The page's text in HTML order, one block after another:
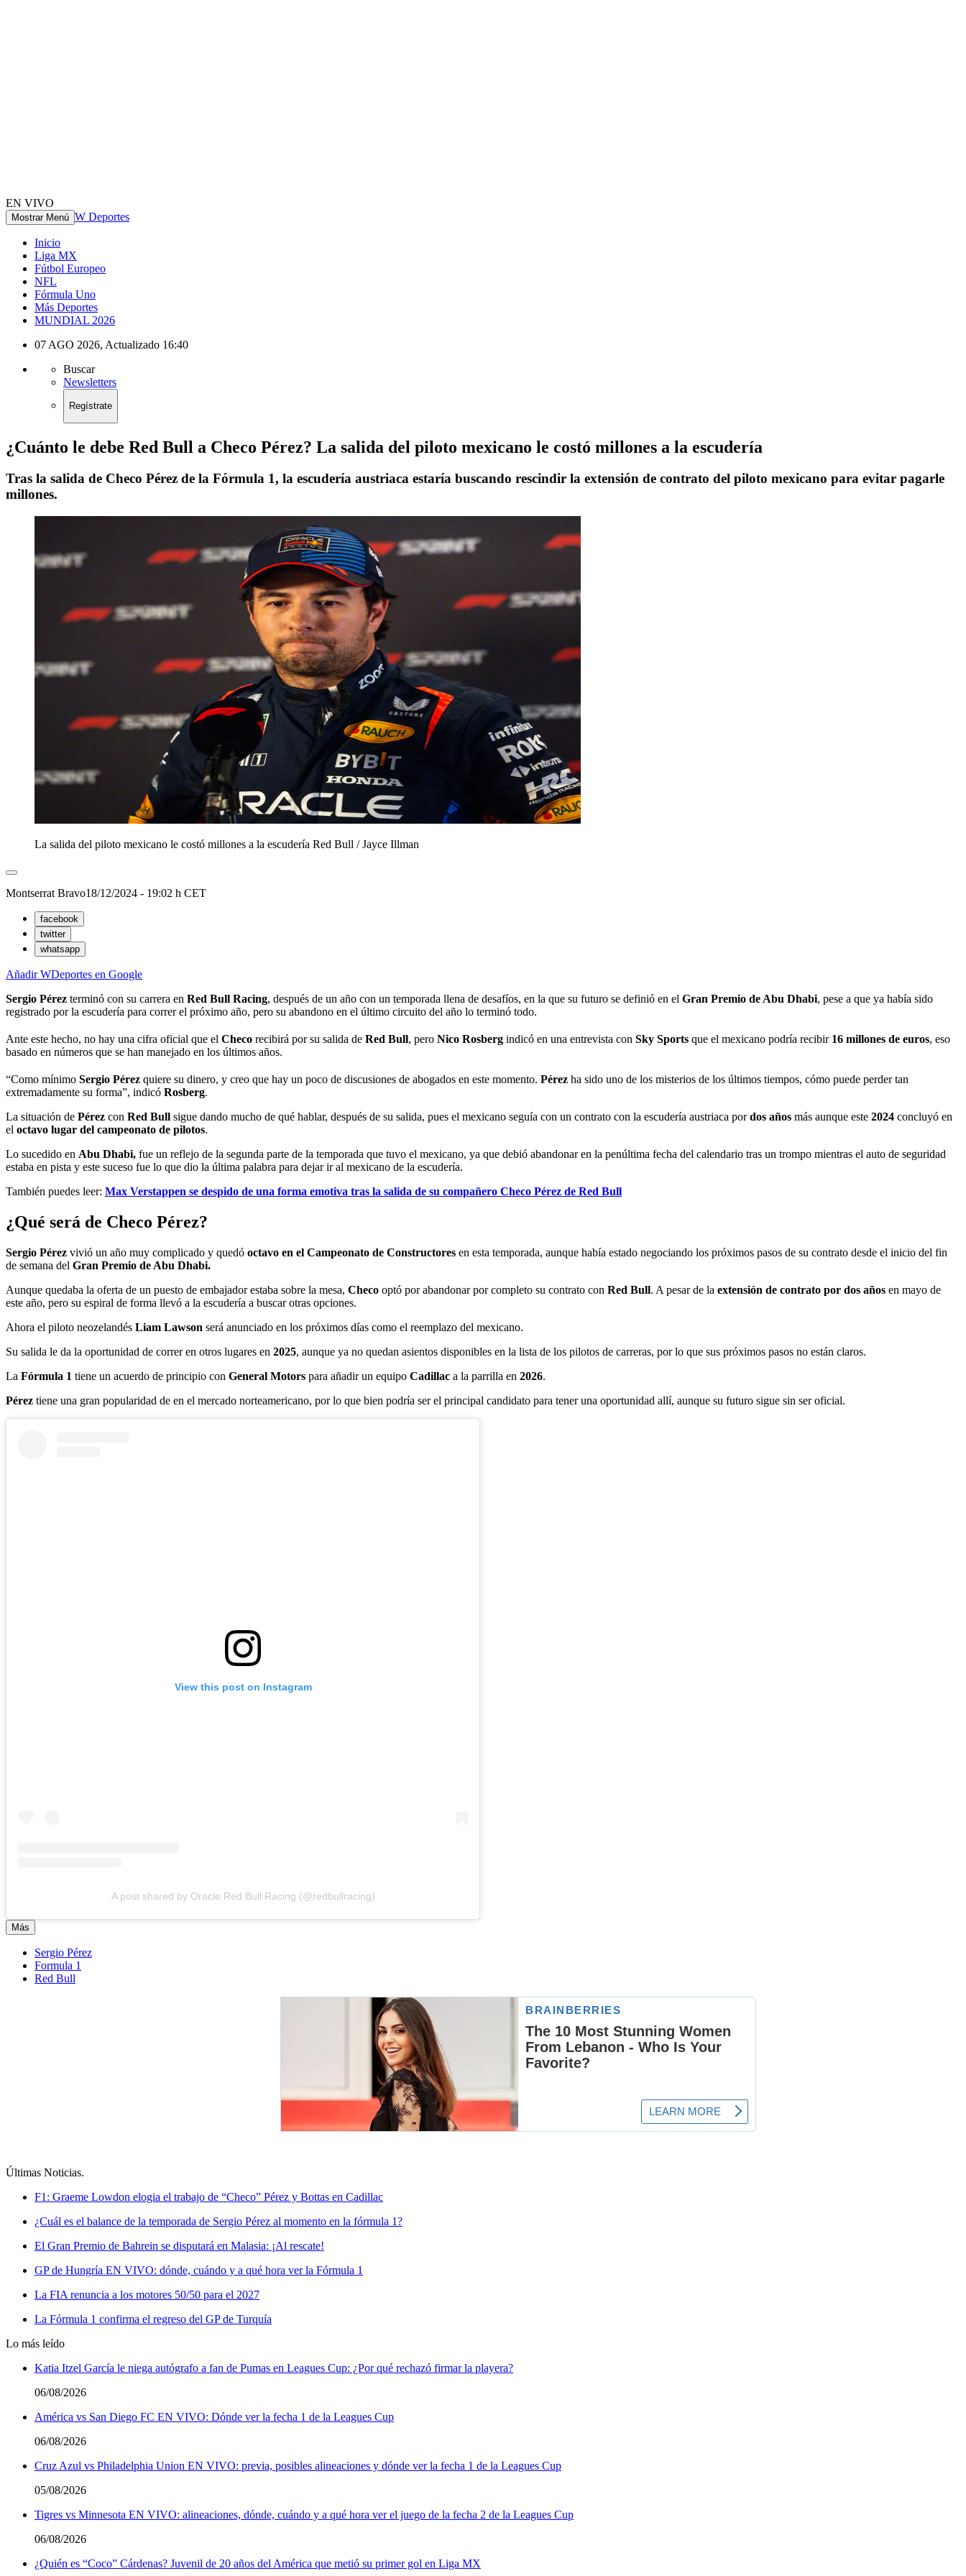
EN VIVO
Mostrar Menú W Deportes
Inicio
Liga MX
Fútbol Europeo
NFL
Fórmula Uno
Más Deportes
MUNDIAL 2026
07 AGO 2026, Actualizado 16:40
Buscar
Newsletters
Regístrate
¿Cuánto le debe Red Bull a Checo Pérez? La salida del piloto mexicano le costó millones a la escudería
Tras la salida de Checo Pérez de la Fórmula 1, la escudería austriaca estaría buscando rescindir la extensión de contrato del piloto mexicano para evitar pagarle
millones.
La salida del piloto mexicano le costó millones a la escudería Red Bull /Jayce Illman
Montserrat Bravo18/12/2024 - 19:02 h CET
facebook
twitter
whatsapp
Añadir WDeportes en Google
Sergio Pérez terminó con su carrera en Red Bull Racing, después de un año con un temporada llena de desafíos, en la que su futuro se definió en el Gran Premio de Abu Dhabi, pese a que ya había sido
registrado por la escudería para correr el próximo año, pero su abandono en el último circuito del año lo terminó todo.
Ante este hecho, no hay una cifra oficial que el Checo recibirá por su salida de Red Bull, pero Nico Rosberg indicó en una entrevista con Sky Sports que el mexicano podría recibir 16 millones de euros, eso
basado en números que se han manejado en los últimos años.
“Como mínimo Sergio Pérez quiere su dinero, y creo que hay un poco de discusiones de abogados en este momento. Pérez ha sido uno de los misterios de los últimos tiempos, cómo puede perder tan
extremadamente su forma”, indicó Rosberg.
La situación de Pérez con Red Bull sigue dando mucho de qué hablar, después de su salida, pues el mexicano seguía con un contrato con la escudería austriaca pordos años más aunque este 2024 concluyó en
el octavo lugar del campeonato de pilotos.
Lo sucedido en Abu Dhabi, fue un reflejo de la segunda parte de la temporada que tuvo el mexicano, ya que debió abandonar en la penúltima fecha del calendario tras un trompo mientras el auto de seguridad
estaba en pista y este suceso fue lo que dio la última palabra para dejar ir al mexicano de la escudería.
También puedes leer: Max Verstappen se despido de una forma emotiva tras la salida de su compañero Checo Pérez de Red Bull
¿Qué será de Checo Pérez?
Sergio Pérez vivió un año muy complicado y quedó octavo en el Campeonato de Constructores en esta temporada, aunque había estado negociando los próximos pasos de su contrato desde el inicio del fin
de semana del Gran Premio de Abu Dhabi.
Aunque quedaba la oferta de un puesto de embajador estaba sobre la mesa, Checo optó por abandonar por completo su contrato con Red Bull. A pesar de la extensión de contrato por dos años en mayo de
este año, pero su espiral de forma llevó a la escudería a buscar otras opciones.
Ahora el piloto neozelandés Liam Lawson será anunciado en los próximos días como el reemplazo del mexicano.
Su salida le da la oportunidad de correr en otros lugares en 2025, aunque ya no quedan asientos disponibles en la lista de los pilotos de carreras, por lo que sus próximos pasos no están claros.
La Fórmula 1 tiene un acuerdo de principio con General Motors para añadir un equipo Cadillac a la parrilla en 2026.
Pérez tiene una gran popularidad de en el mercado norteamericano, por lo que bien podría ser el principal candidato para tener una oportunidad allí, aunque su futuro sigue sin ser oficial.
View this post on Instagram
A post shared by Oracle Red Bull Racing (@redbullracing)
Más
Sergio Pérez
Formula 1
Red Bull
Últimas Noticias.
F1: Graeme Lowdon elogia el trabajo de “Checo” Pérez y Bottas en Cadillac
¿Cuál es el balance de la temporada de Sergio Pérez al momento en la fórmula 1?
El Gran Premio de Bahrein se disputará en Malasia: ¡Al rescate!
GP de Hungría EN VIVO: dónde, cuándo y a qué hora ver la Fórmula 1
La FIA renuncia a los motores 50/50 para el 2027
La Fórmula 1 confirma el regreso del GP de Turquía
Lo más leído
Katia Itzel García le niega autógrafo a fan de Pumas en Leagues Cup: ¿Por qué rechazó firmar la playera?
06/08/2026
América vs San Diego FC EN VIVO: Dónde ver la fecha 1 de la Leagues Cup
06/08/2026
Cruz Azul vs Philadelphia Union EN VIVO: previa, posibles alineaciones y dónde ver la fecha 1 de la Leagues Cup
05/08/2026
Tigres vs Minnesota EN VIVO: alineaciones, dónde, cuándo y a qué hora ver el juego de la fecha 2 de la Leagues Cup
06/08/2026
¿Quién es “Coco” Cárdenas? Juvenil de 20 años del América que metió su primer gol en Liga MX